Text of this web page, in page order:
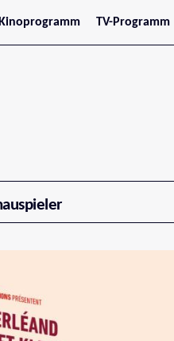
Kinoprogramm
Jetzt im Kino
Tirol
Vorarlberg
TV-Programm